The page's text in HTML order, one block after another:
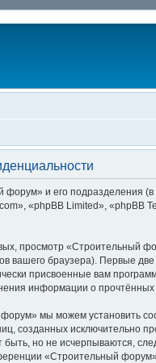
форум» и его
«phpBB Limited», «phpBB
просмотр «Строительный
вашего браузера). Первые
присвоенные вам
информации о
мы можем установить
созданных
но не исчерпываются,
«Строительный